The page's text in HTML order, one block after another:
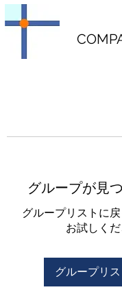
グループが見
グループリストに
お試しくだ
グループリ